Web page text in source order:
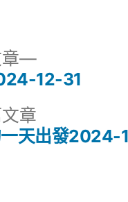
章
一
天出發2024-
下
一
章:
12-31